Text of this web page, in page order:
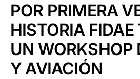
POR PRIMERA
HISTORIA FIDAE
UN WORKSHOP
Y AVIACIÓN